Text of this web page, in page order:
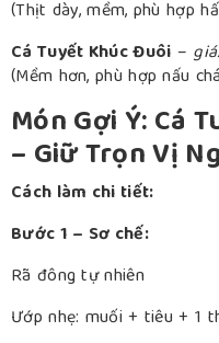
(Thịt dày, mềm, phù hợp
Cá Tuyết Khúc Đuôi –
(Mềm hơn, phù hợp nấu
Món Gợi Ý: Cá
– Giữ Trọn Vị
Cách làm chi tiết:
Bước 1 – Sơ chế:
Rã đông tự nhiên
Ướp nhẹ: muối + tiêu + 1